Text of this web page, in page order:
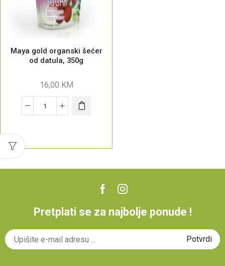
Maya gold organski šećer
od datula, 350g
16,00 KM
Pretplati se za najbolje ponude !